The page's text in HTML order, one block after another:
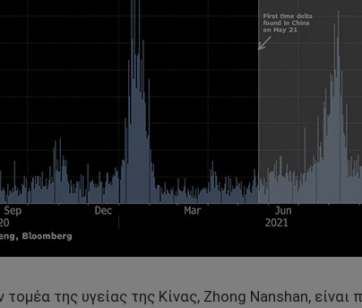
της υγείας της Κίνας, Zhong Nanshan, είναι